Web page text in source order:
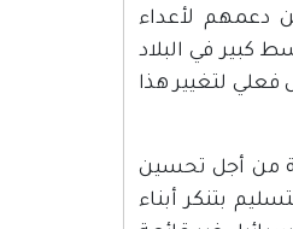
دعمهم لأعداء
كبير في البلاد
لتغيير هذا
من أجل تحسين
بتنكر أبناء